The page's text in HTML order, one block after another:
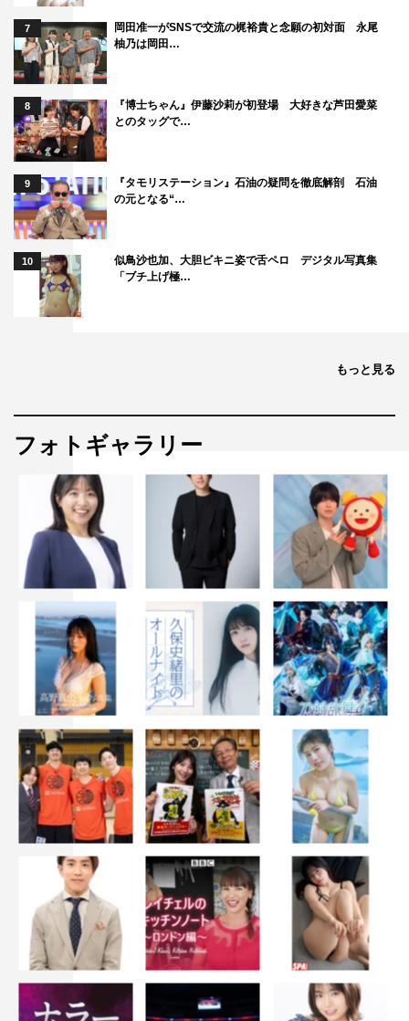
7
岡田准一がSNSで交流の梶裕貴と念願の初対面 永尾
柚乃は岡田…
8
『博士ちゃん』伊藤沙莉が初登場 大好きな芦田愛菜
とのタッグで…
9
『タモリステーション』石油の疑問を徹底解剖 石油
の元となる“…
10
似鳥沙也加、大胆ビキニ姿で舌ペロ デジタル写真集
「ブチ上げ極…
もっと見る
フォトギャラリー